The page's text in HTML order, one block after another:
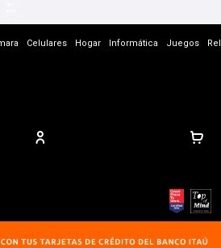
Celulares Hogar Informática Juegos